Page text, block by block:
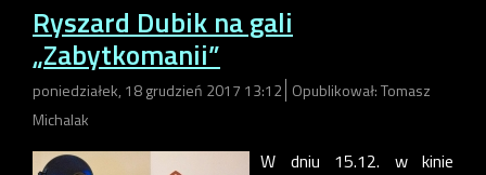
Ryszard Dubik na gali
„Zabytkomanii”
poniedziałek, 18 grudzień 2017 13:12 Opublikował: Tomasz
Michalak
W dniu 15.12. w kinie